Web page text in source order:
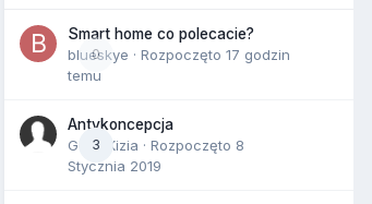
0
Smart home co polecacie?
blueskye · Rozpoczęto 17 godzin
temu
3
Antykoncepcja
Gość Kizia · Rozpoczęto 8
Stycznia 2019